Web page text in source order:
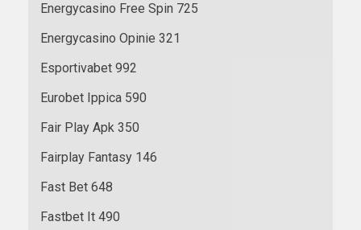
Energycasino Free Spin 725
Energycasino Opinie 321
Esportivabet 992
Eurobet Ippica 590
Fair Play Apk 350
Fairplay Fantasy 146
Fast Bet 648
Fastbet It 490